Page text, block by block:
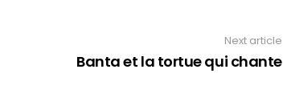
Next article
Banta et la tortue qui chante